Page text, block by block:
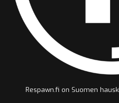
Respawn.fi on Suomen